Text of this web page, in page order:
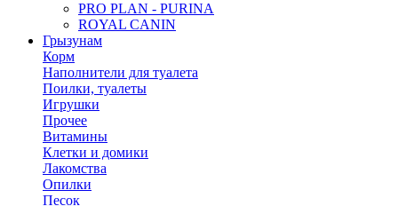
PRO PLAN - PURINA
ROYAL CANIN
Грызунам
Корм
Наполнители для туалета
Поилки, туалеты
Игрушки
Прочее
Витамины
Клетки и домики
Лакомства
Опилки
Песок